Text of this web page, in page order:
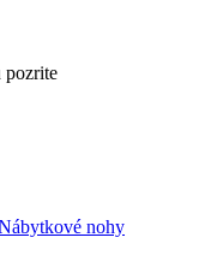
pozrite
nohy